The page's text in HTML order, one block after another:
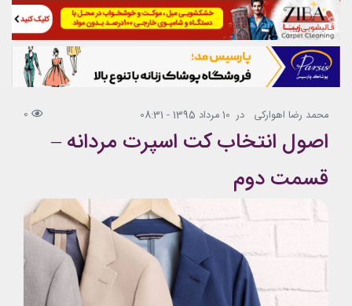
محمد رضا اهوارکی در 10 مرداد 1395 - 08:31 0
اصول انتخاب کت اسپرت مردانه –
قسمت دوم